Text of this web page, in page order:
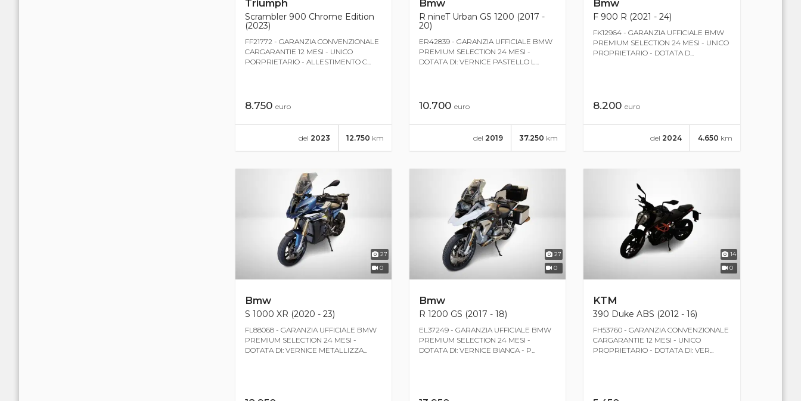
Triumph
Scrambler 900 Chrome Edition
(2023)
FF21772 - GARANZIA CONVENZIONALE
CARGARANTIE 12 MESI - UNICO
PORPRIETARIO - ALLESTIMENTO C...
8.750 euro
12.750 km
del 2023
Bmw
R nineT Urban GS 1200 (2017 -
20)
ER42839 - GARANZIA UFFICIALE BMW
PREMIUM SELECTION 24 MESI -
DOTATA DI: VERNICE PASTELLO L...
10.700 euro
37.250 km
del 2019
Bmw
F 900 R (2021 - 24)
FK12964 - GARANZIA UFFICIALE BMW
PREMIUM SELECTION 24 MESI - UNICO
PROPRIETARIO - DOTATA D...
8.200euro
4.650 km
del 2024
27
0
Bmw
S 1000 XR (2020 - 23)
FL88068 - GARANZIA UFFICIALE BMW
PREMIUM SELECTION 24 MESI -
DOTATA DI: VERNICE METALLIZZA...
27
0
Bmw
R 1200 GS (2017 - 18)
EL37249 - GARANZIA UFFICIALE BMW
PREMIUM SELECTION 24 MESI -
DOTATA DI: VERNICE BIANCA - P...
14
0
KTM
390 Duke ABS (2012 - 16)
FH53760 - GARANZIA CONVENZIONALE
CARGARANTIE 12 MESI - UNICO
PROPRIETARIO - DOTATA DI: VER...